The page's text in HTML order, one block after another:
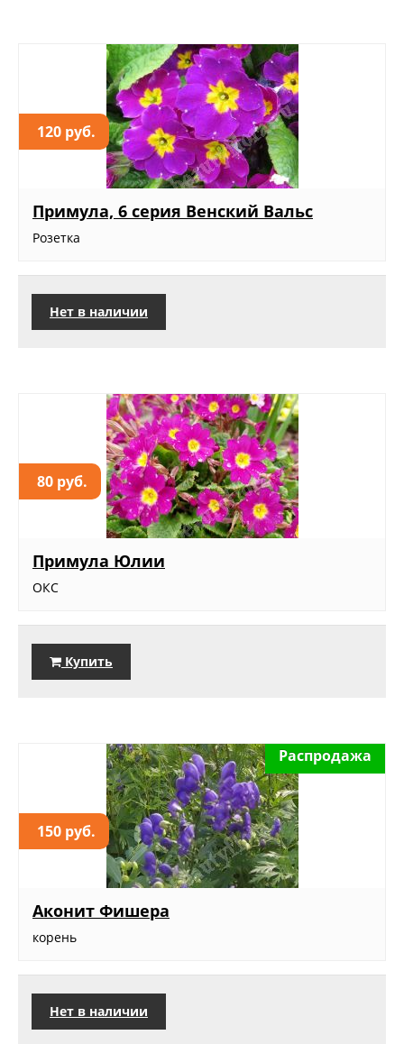
120 руб.
Примула, 6 серия Венский Вальс
Розетка
Нет в наличии
80 руб.
Примула Юлии
ОКС
Купить
150 руб.
Распродажа
Аконит Фишера
корень
Нет в наличии